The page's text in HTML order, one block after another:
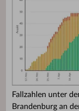
Fallzahlen unter
Brandenburg an